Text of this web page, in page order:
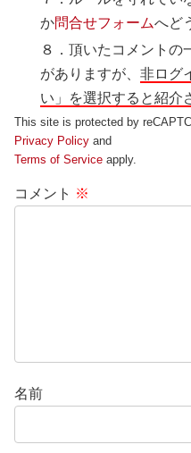
か問合せフォームへど
８．頂いたコメントの
がありますが、非ログ
い」を選択すると紹介
This site is protected by
Privacy Policy and
Terms of Service apply.
コメント ※
名前